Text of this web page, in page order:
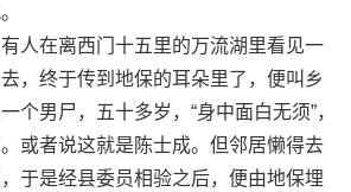
在离西门十五里的万流湖里看见一
，终于传到地保的耳朵里了，便叫乡
个男尸，五十多岁，“身中面白无须”，
或者说这就是陈士成。但邻居懒得去
于是经县委员相验之后，便由地保埋